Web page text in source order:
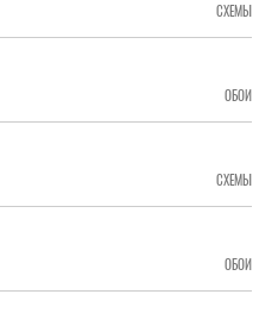
СХЕМЫ
ОБОИ
СХЕМЫ
ОБОИ